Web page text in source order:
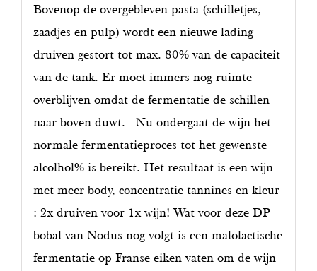
Bovenop de overgebleven pasta (schilletjes,
zaadjes en pulp) wordt een nieuwe lading
druiven gestort tot max. 80% van de capaciteit
van de tank. Er moet immers nog ruimte
overblijven omdat de fermentatie de schillen
naar boven duwt. Nu ondergaat de wijn het
normale fermentatieproces tot het gewenste
alcolhol% is bereikt. Het resultaat is een wijn
met meer body, concentratie tannines en kleur
: 2x druiven voor 1x wijn! Wat voor deze DP
bobal van Nodus nog volgt is een malolactische
fermentatie op Franse eiken vaten om de wijn